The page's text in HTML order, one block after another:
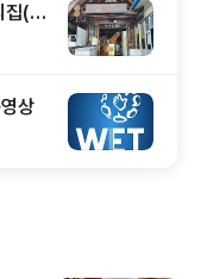
집(순
상